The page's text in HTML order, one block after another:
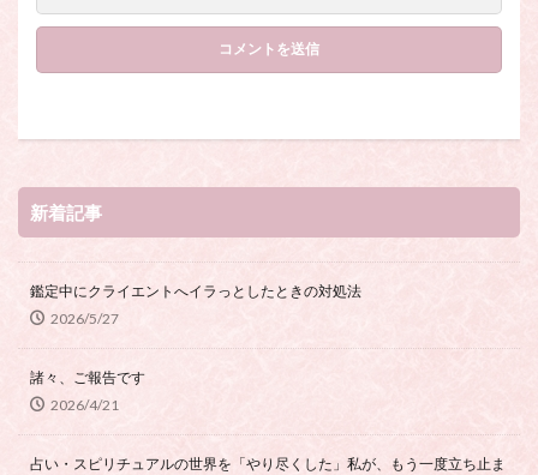
新着記事
鑑定中にクライエントへイラっとしたときの対処法
2026/5/27
諸々、ご報告です
2026/4/21
占い・スピリチュアルの世界を「やり尽くした」私が、もう一度立ち止ま